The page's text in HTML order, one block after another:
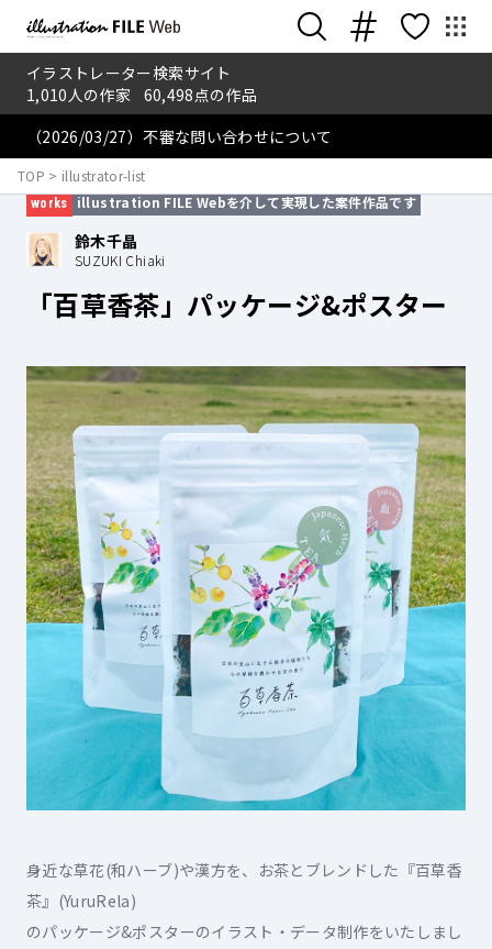
イラストレーター検索サイト
1,010人の作家 60,498点の作品
（2026/03/27）不審な問い合わせについて
TOP > illustrator-list
2026.4.26
works illustration FILE Webを介して実現した案件作品です
鈴木千晶
SUZUKI Chiaki
「百草香茶」パッケージ&ポスター
身近な草花(和ハーブ)や漢方を、お茶とブレンドした『百草香
茶』(YuruRela)
のパッケージ&ポスターのイラスト・データ制作をいたしまし